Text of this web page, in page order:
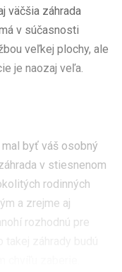
väčšia záhrada
v súčasnosti
veľkej plochy, ale
je naozaj veľa.
byť váš osobný
v stiesnenom
rodinných
a zrejme aj
rozhodnú pre